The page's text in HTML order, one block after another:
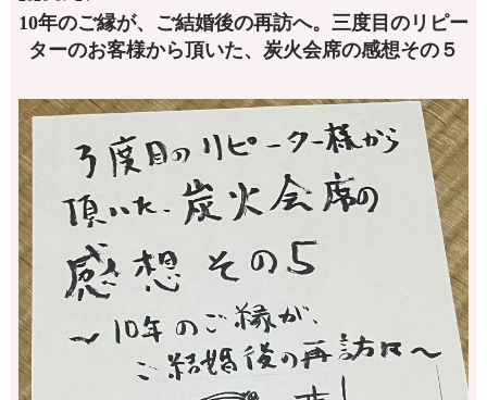
10年のご縁が、ご結婚後の再訪へ。三度目のリピー
ターのお客様から頂いた、炭火会席の感想その５